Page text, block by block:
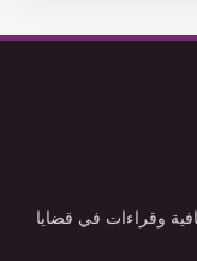
وقراءات في قضايا